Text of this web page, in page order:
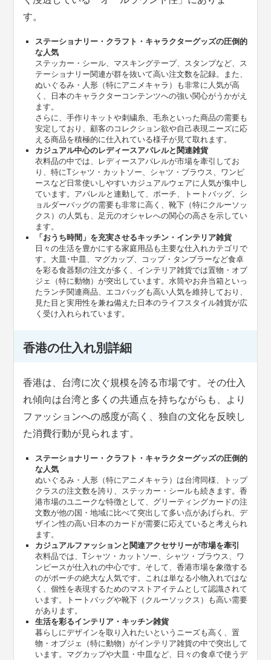
す。
ステーショナリー・クラフト・キャラクターグッズの圧倒的
な人気
ステッカー・シール、マスキングテープ、スタンプなど、ス
テーショナリー関連が群を抜いて高い注文数を記録。また、
ぬいぐるみ・人形（特にアニメキャラ）も非常に人気が高
く、日本のキャラクターコンテンツへの強い関心がうかがえ
ます。
さらに、手作りキットや刺繍糸、毛糸といった商品の需要も
安定しており、顧客のコレクション欲や自己表現ニーズに応
える商品を積極的に仕入れている様子が見て取れます。
カジュアル中心のレディースアパレルと関連雑貨
衣料品の中では、レディースアパレルが市場を牽引してお
り、特にTシャツ・カットソー、シャツ・ブラウス、ワンピ
ースなど日常使いしやすいカジュアルウェアに人気が集中し
ています。アパレルと連動して、ポーチ、トートバッグ、シ
ョルダーバッグの需要も非常に高く、靴下（特にクルーソッ
クス）の人気も、足元のオシャレへの関心の高さを示してい
ます。
「おうち時間」を充実させるキッチン・インテリア雑貨
日々の生活を豊かにする家庭用品も主要な仕入れカテゴリで
す。大皿･中皿、マグカップ、コップ・タンブラーなど食卓
を彩る食器類の注文が多く、インテリア雑貨では置物・オブ
ジェ（特に動物）が突出しています。水筒やお弁当箱といっ
たランチ関連商品、エコバッグも高い人気を維持しており、
見た目と実用性を兼ね備えた日本のライフスタイル雑貨が広
く受け入れられています。
香港の仕入れ別詳細
香港は、台湾に次ぐ規模を誇る市場です。その仕入
れ傾向は台湾と多くの共通点を持ちながらも、より
ファッションへの感度が高く、独自の文化を反映し
た消費行動が見られます。
ステーショナリー・クラフト・キャラクターグッズの圧倒的
な人気
ぬいぐるみ・人形（特にアニメキャラ）は台湾同様、トップ
クラスの注文数を誇り、ステッカー・シールも続きます。香
港市場のユニークな特徴として、グリーティングカードの注
文数が他の国・地域に比べて突出して多い点があげられ、デ
ザイン性の高い日本のカードが需要に応えていると考えられ
ます。
カジュアルファッションと関連アクセサリーが市場を牽引
衣料品では、Tシャツ・カットソー、シャツ・ブラウス、ワ
ンピースが仕入れの中心です。そして、香港市場を象徴する
のがポーチの絶大な人気です。これは単なる小物入れではな
く、個性を表現するためのマストアイテムとして認識されて
います。トートバッグや靴下（クルーソックス）も高い需要
があります。
生活を彩るインテリア・キッチン雑貨
暮らしにデザインを取り入れたいというニーズも高く、置
物・オブジェ（特に動物）がインテリア雑貨の中で突出して
います。マグカップや大皿・中皿など、日々の食卓で使うデ